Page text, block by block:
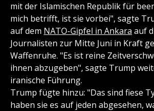
mit der Islamischen Republik für
mich betrifft, ist sie vorbei", sagte
auf dem NATO-Gipfel in Ankara auf
Journalisten zur Mitte Juni in Kraft
Waffenruhe. "Es ist reine
ihnen abzugeben", sagte Trump
iranische Führung.
Trump fügte hinzu: "Das sind fiese
haben sie es auf jeden abgesehen,